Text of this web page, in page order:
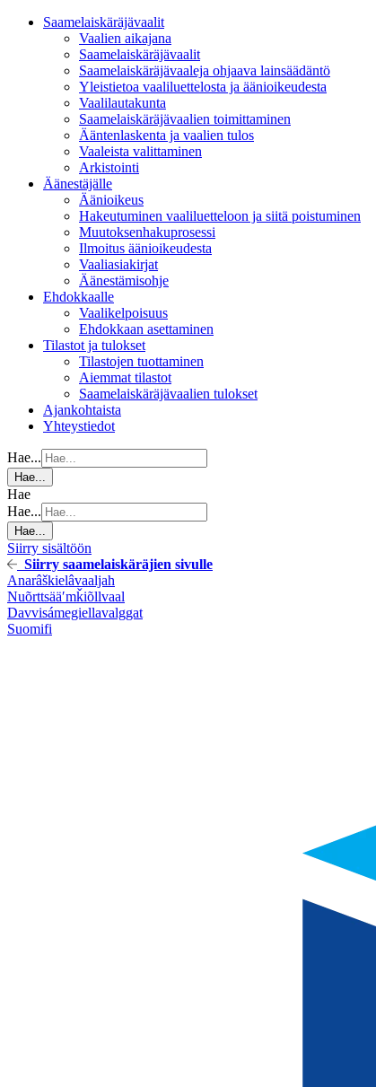
Saamelaiskäräjävaalit
Vaalien aikajana
Saamelaiskäräjävaalit
Saamelaiskäräjävaaleja ohjaava lainsäädäntö
Yleistietoa vaaliluettelosta ja äänioikeudesta
Vaalilautakunta
Saamelaiskäräjävaalien toimittaminen
Ääntenlaskenta ja vaalien tulos
Vaaleista valittaminen
Arkistointi
Äänestäjälle
Äänioikeus
Hakeutuminen vaaliluetteloon ja siitä poistuminen
Muutoksenhakuprosessi
Ilmoitus äänioikeudesta
Vaaliasiakirjat
Äänestämisohje
Ehdokkaalle
Vaalikelpoisuus
Ehdokkaan asettaminen
Tilastot ja tulokset
Tilastojen tuottaminen
Aiemmat tilastot
Saamelaiskäräjävaalien tulokset
Ajankohtaista
Yhteystiedot
Hae...
Hae...
Hae
Hae...
Hae...
Siirry sisältöön
Siirry saamelaiskäräjien sivulle
Anarâškielâvaaljah
Nuõrttsääʹmǩiõllvaal
Davvisámegiellavalggat
Suomifi